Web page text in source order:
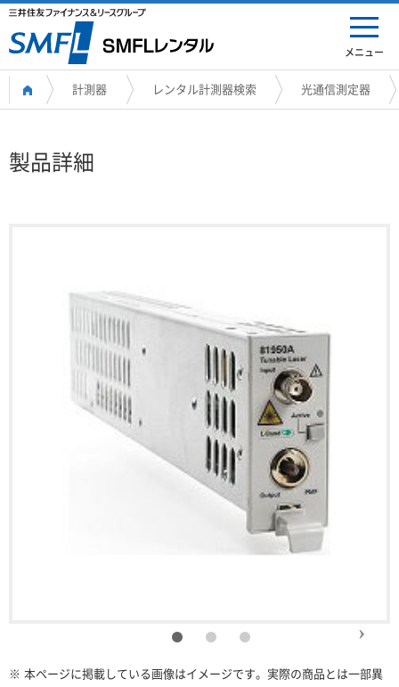
メニュー
計測器 レンタル計測器検索 光通信測定器
製品詳細
※ 本ページに掲載している画像はイメージです。実際の商品とは一部異